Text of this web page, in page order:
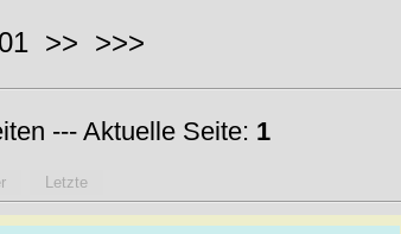
>> >>>
--- Aktuelle Seite: 1
Letzte